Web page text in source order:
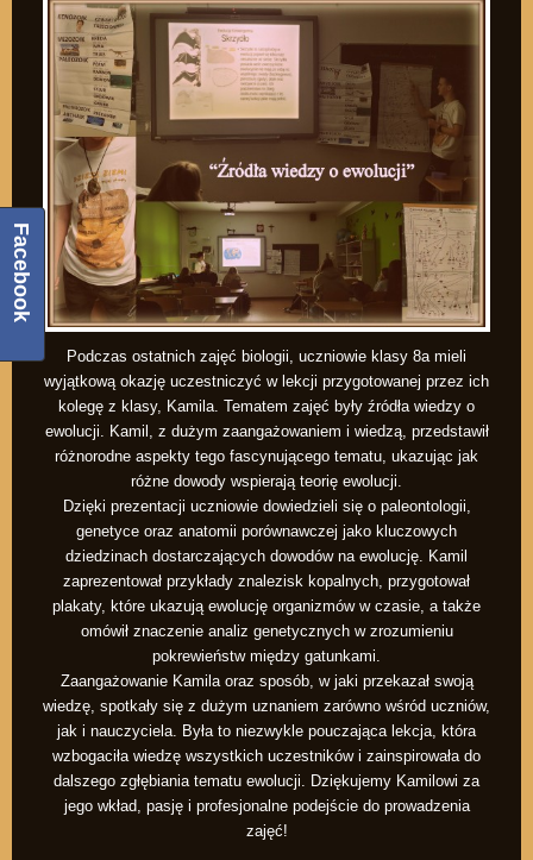
Podczas ostatnich zajęć biologii, uczniowie klasy 8a mieli
wyjątkową okazję uczestniczyć w lekcji przygotowanej przez ich
kolegę z klasy, Kamila. Tematem zajęć były źródła wiedzy o
ewolucji. Kamil, z dużym zaangażowaniem i wiedzą, przedstawił
różnorodne aspekty tego fascynującego tematu, ukazując jak
różne dowody wspierają teorię ewolucji.
Dzięki prezentacji uczniowie dowiedzieli się o paleontologii,
genetyce oraz anatomii porównawczej jako kluczowych
dziedzinach dostarczających dowodów na ewolucję. Kamil
zaprezentował przykłady znalezisk kopalnych, przygotował
plakaty, które ukazują ewolucję organizmów w czasie, a także
omówił znaczenie analiz genetycznych w zrozumieniu
pokrewieństw między gatunkami.
Zaangażowanie Kamila oraz sposób, w jaki przekazał swoją
wiedzę, spotkały się z dużym uznaniem zarówno wśród uczniów,
jak i nauczyciela. Była to niezwykle pouczająca lekcja, która
wzbogaciła wiedzę wszystkich uczestników i zainspirowała do
dalszego zgłębiania tematu ewolucji. Dziękujemy Kamilowi za
jego wkład, pasję i profesjonalne podejście do prowadzenia
zajęć!
Facebook